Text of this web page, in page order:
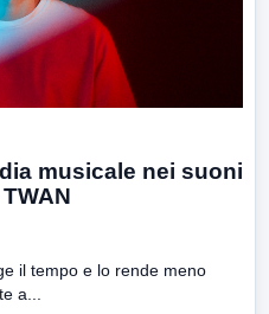
musicale nei suoni
il tempo e lo rende meno
a...